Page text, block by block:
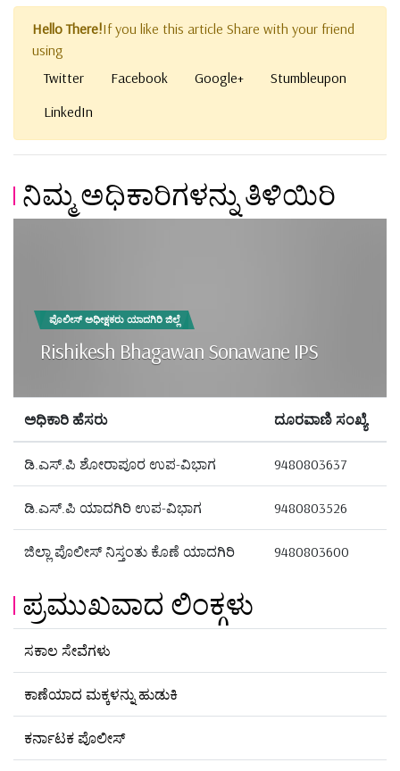
Hello There!If you like this article Share with your friend
using
Twitter
Facebook Google+
Stumbleupon
LinkedIn
ನಿಮ್ಮ ಅಧಿಕಾರಿಗಳನ್ನು ತಿಳಿಯಿರಿ
ಪೊಲೀಸ್ ಅಧೀಕ್ಷಕರು ಯಾದಗಿರಿ ಜಿಲ್ಲೆ
Rishikesh Bhagawan Sonawane IPS
ಅಧಿಕಾರಿ ಹೆಸರು ದೂರವಾಣಿ ಸಂಖ್ಯೆ
ಡಿ.ಎಸ್.ಪಿ ಶೋರಾಪೂರ ಉಪ-ವಿಭಾಗ 9480803637
ಡಿ.ಎಸ್.ಪಿ ಯಾದಗಿರಿ ಉಪ-ವಿಭಾಗ 9480803526
ಜಿಲ್ಲಾ ಪೊಲೀಸ್ ನಿಸ್ತಂತು ಕೊಣೆ ಯಾದಗಿರಿ 9480803600
ಪ್ರಮುಖವಾದ ಲಿಂಕ್ಗಳು
ಸಕಾಲ ಸೇವೆಗಳು
ಕಾಣೆಯಾದ ಮಕ್ಕಳನ್ನು ಹುಡುಕಿ
ಕರ್ನಾಟಕ ಪೊಲೀಸ್